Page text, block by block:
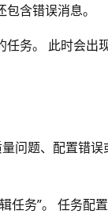
含错误消息。
务。 此时会出
问题、配置错
任务”。 任务配